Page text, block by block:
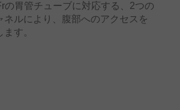
の胃管チューブに対応する、2つの
ネルにより、腹部へのアクセスを
す。